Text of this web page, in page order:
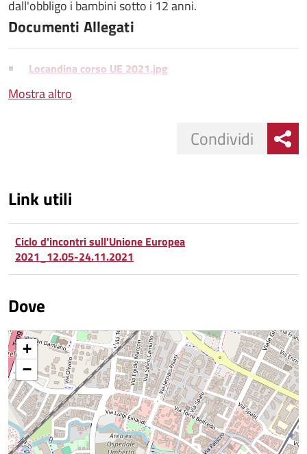
dall'obbligo i bambini sotto i 12 anni.
Documenti Allegati
Locandina corso UE 2021.jpg
Mostra altro
Condividi
Link utili
Ciclo d'incontri sull'Unione Europea
2021_12.05-24.11.2021
Dove
+
−